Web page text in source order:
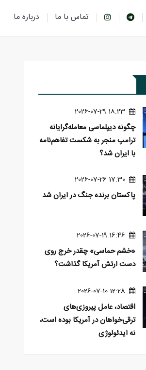
تماس با ما درباره ما
18:23 2026-07-29
چگونه دیپلماسی معامله‌گرایانه
ترامپ منجر به شکست تفاهم‌نامه
با ایران شد؟
17:30 2026-07-26
پاکستان برنده جنگ در ایران شد
16:46 2026-07-19
«خشم حماسی» چقدر خرج روی
دست ارتش آمریکا گذاشت؟
12:28 2026-07-10
اقتصاد، عامل پیروزی‌های
ترقی‌خواهان در آمریکا بوده است،
نه ایدئولوژی